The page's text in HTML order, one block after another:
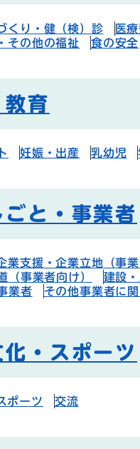
くり・健（検）診 医
その他の福祉 食の安全
教育
妊娠・出産 乳幼児
と・事業者
業支援・企業立地（事業
（事業者向け）
建設
業者
その他事業者に
・スポーツ
ポーツ 交流